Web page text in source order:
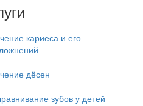
кариеса и его
дёсен
зубов у детей